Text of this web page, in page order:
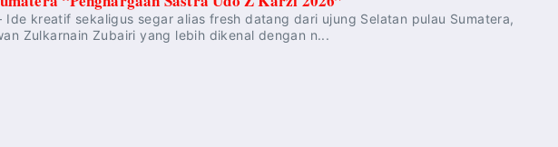
Ide kreatif sekaligus segar alias fresh datang dari ujung Selatan pulau Sumatera,
Zulkarnain Zubairi yang lebih dikenal dengan n...